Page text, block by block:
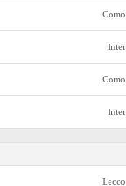
Como
Inter
Como
Inter
Lecco